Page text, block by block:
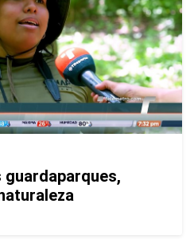
guardaparques,